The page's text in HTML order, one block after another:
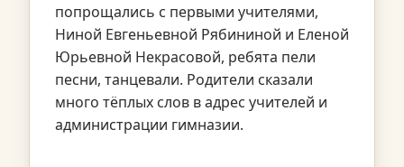
попрощались с первыми учителями,
Ниной Евгеньевной Рябининой и Еленой
Юрьевной Некрасовой, ребята пели
песни, танцевали. Родители сказали
много тёплых слов в адрес учителей и
администрации гимназии.